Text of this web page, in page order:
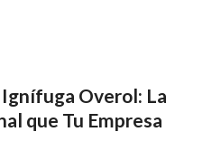
Overol: La
que Tu Empresa